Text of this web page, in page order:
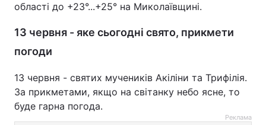
області до +23°...+25° на Миколаївщині.
13 червня - яке сьогодні свято, прикмети
погоди
13 червня - святих мучеників Акіліни та Трифілія.
За прикметами, якщо на світанку небо ясне, то
буде гарна погода.
Реклама